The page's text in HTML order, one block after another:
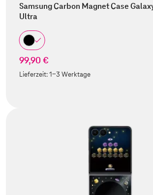
Samsung Carbon Magnet Case
Ultra
99,90 €
Lieferzeit:1-3 Werktage